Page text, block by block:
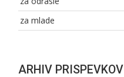
za mlade
ARHIV PRISPEVKOV